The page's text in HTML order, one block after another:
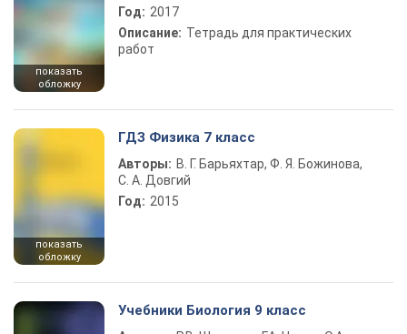
показать
обложку
Год: 2017
Описание: Тетрадь для практических
работ
показать
обложку
ГДЗ Физика 7 класс
Авторы: В. Г. Барьяхтар, Ф. Я. Божинова,
С. А. Довгий
Год: 2015
Учебники Биология 9 класс